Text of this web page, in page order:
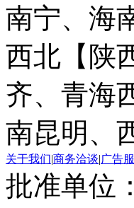
南宁、海
西北【陕
齐、青海
南昆明、
关于我们|商务洽谈|广告
批准单位